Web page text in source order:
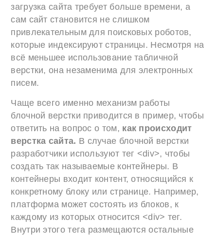
загрузка сайта требует больше времени, а
сам сайт становится не слишком
привлекательным для поисковых роботов,
которые индексируют страницы. Несмотря на
всё меньшее использование табличной
верстки, она незаменима для электронных
писем.
Чаще всего именно механизм работы
блочной верстки приводится в пример, чтобы
ответить на вопрос о том, как происходит
верстка сайта. В случае блочной верстки
разработчики используют тег <div>, чтобы
создать так называемые контейнеры. В
контейнеры входит контент, относящийся к
конкретному блоку или странице. Например,
платформа может состоять из блоков, к
каждому из которых относится <div> тег.
Внутри этого тега размещаются остальные